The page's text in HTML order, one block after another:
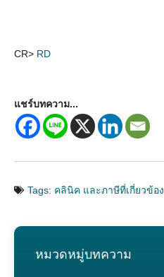
CR> RD
แชร์บทความ...
Tags: คลินิค และภาษีที่เกี่ยวข้อง
หมวดหมู่บทความ